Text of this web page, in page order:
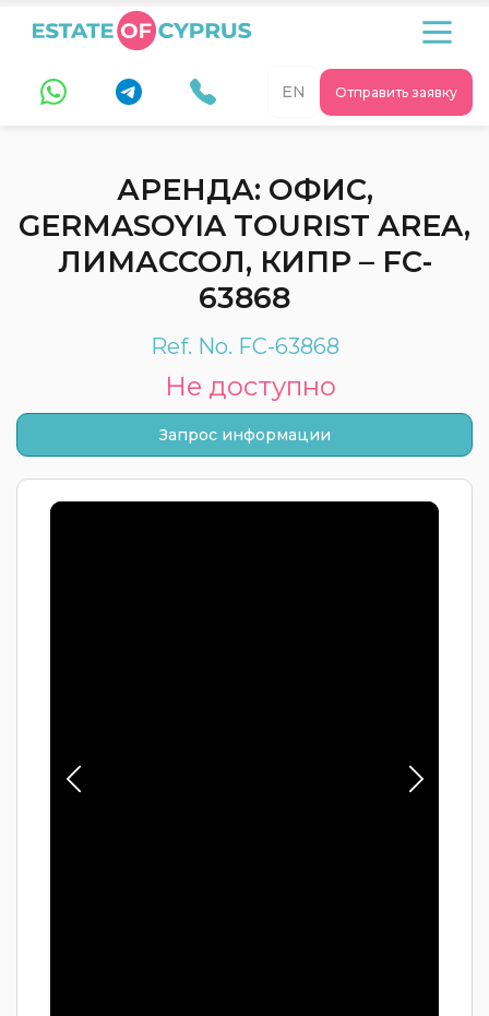
Отправить заявку
EN
АРЕНДА: ОФИС,
GERMASOYIA TOURIST AREA,
ЛИМАССОЛ, КИПР – FC-
63868
Ref. No. FC-63868
Не доступно
Запрос информации